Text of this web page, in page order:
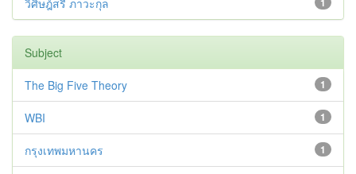
วิศิษฎ์สรี ภาวะกุล
Subject
1
The Big Five Theory
1
WBI
1
กรุงเทพมหานคร